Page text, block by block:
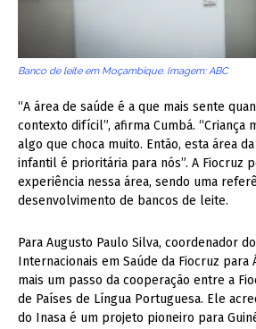
Banco de leite em Moçambique. Imagem: ABC
“A área de saúde é a que mais sente
contexto difícil”, afirma Cumbá. “Criança
algo que choca muito. Então, esta área
infantil é prioritária para nós”. A Fiocruz
experiência nessa área, sendo uma
desenvolvimento de bancos de leite.
Para Augusto Paulo Silva, coordenador
Internacionais em Saúde da Fiocruz para
mais um passo da cooperação entre a
de Países de Língua Portuguesa. Ele
do Inasa é um projeto pioneiro para